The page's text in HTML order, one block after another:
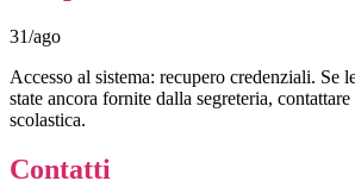
31/ago
Accesso al sistema: recupero credenziali. Se
state ancora fornite dalla segreteria, contattare
scolastica.
Contatti